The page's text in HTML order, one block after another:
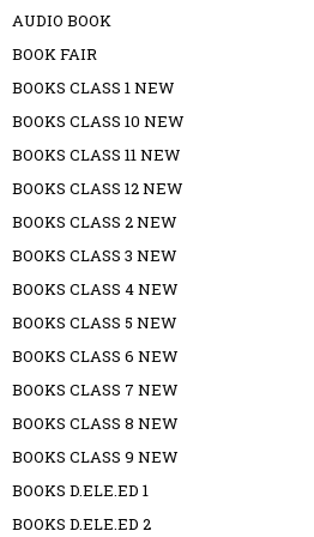
AUDIO BOOK
BOOK FAIR
BOOKS CLASS 1 NEW
BOOKS CLASS 10 NEW
BOOKS CLASS 11 NEW
BOOKS CLASS 12 NEW
BOOKS CLASS 2 NEW
BOOKS CLASS 3 NEW
BOOKS CLASS 4 NEW
BOOKS CLASS 5 NEW
BOOKS CLASS 6 NEW
BOOKS CLASS 7 NEW
BOOKS CLASS 8 NEW
BOOKS CLASS 9 NEW
BOOKS D.ELE.ED 1
BOOKS D.ELE.ED 2